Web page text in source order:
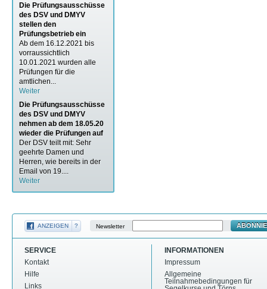
Die Prüfungsausschüsse
des DSV und DMYV
stellen den
Prüfungsbetrieb ein
Ab dem 16.12.2021 bis
vorraussichtlich
10.01.2021 wurden alle
Prüfungen für die
amtlichen...
Weiter
Die Prüfungsausschüsse
des DSV und DMYV
nehmen ab dem 18.05.20
wieder die Prüfungen auf
Der DSV teilt mit: Sehr
geehrte Damen und
Herren, wie bereits in der
Email von 19....
Weiter
ANZEIGEN ? Newsletter
SERVICE
Kontakt
Hilfe
Links
INFORMATIONEN
Impressum
Allgemeine
Teilnahmebedingungen für